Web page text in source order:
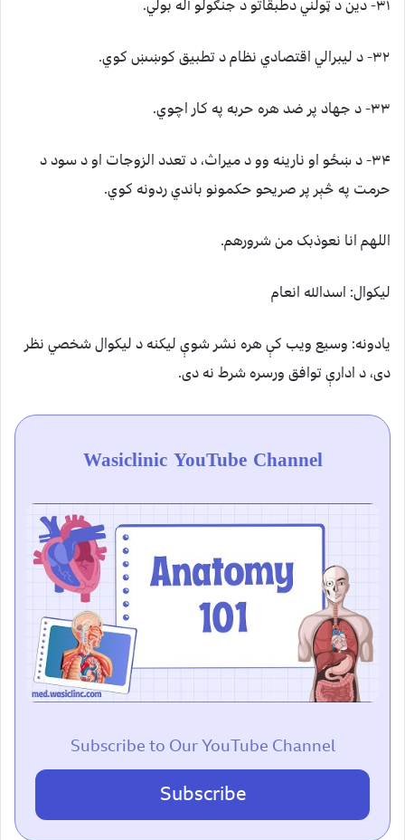
۳۱- دين د ټولني دطبقاتو د جنګولو آله بولي.
۳۲- د ليبرالي اقتصادي نظام د تطبيق کوښښ کوي.
۳۳- د جهاد پر ضد هره حربه په کار اچوي.
۳۴- د ښځو او نارينه وو د ميراث، د تعدد الزوجات او د سود د
حرمت په څېر پر صريحو حکمونو باندي ردونه کوي.
اللهم انا نعوذبک من شرورهم.
لیکوال: اسدالله انعام
یادونه: وسیع ویب کې هره نشر شوې لیکنه د لیکوال شخصي نظر
دی، د ادارې توافق ورسره شرط نه دی.
Wasiclinic YouTube Channel
Subscribe to Our YouTube Channel
Subscribe